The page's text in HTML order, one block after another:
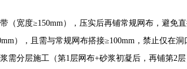
宽度≥150mm），压实后再铺常规网布，避免直
），且需与常规网布搭接≥100mm，禁止仅在洞
分层施工（第1层网布+砂浆初凝后，再铺第2层